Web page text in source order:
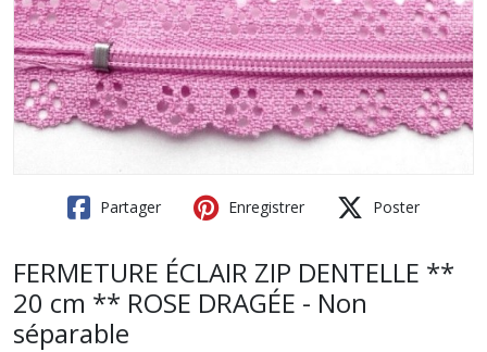
Partager Enregistrer Poster
FERMETURE ÉCLAIR ZIP DENTELLE **
20 cm ** ROSE DRAGÉE - Non
séparable